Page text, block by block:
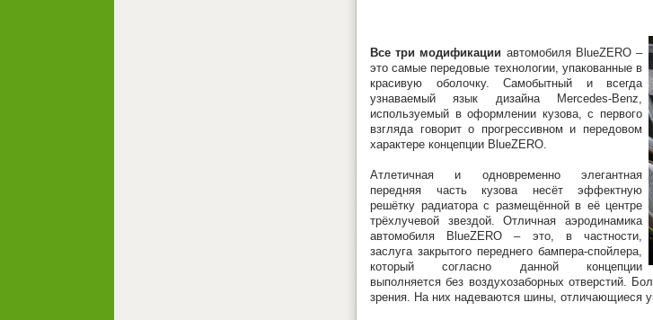
Все три модификации автомобиля BlueZERO –
это самые передовые технологии, упакованные в
красивую оболочку. Самобытный и всегда
узнаваемый язык дизайна Mercedes-Benz,
используемый в оформлении кузова, с первого
взгляда говорит о прогрессивном и передовом
характере концепции BlueZERO.
Атлетичная и одновременно элегантная
передняя часть кузова несёт эффектную
решётку радиатора с размещённой в её центре
трёхлучевой звездой. Отличная аэродинамика
автомобиля BlueZERO – это, в частности,
заслуга закрытого переднего бампера-спойлера,
который согласно данной концепции
выполняется без воздухозаборных отверстий.
зрения. На них надеваются шины, отличающиеся